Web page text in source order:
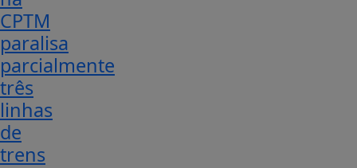
CPTM
paralisa
parcialmente
três
linhas
de
trens